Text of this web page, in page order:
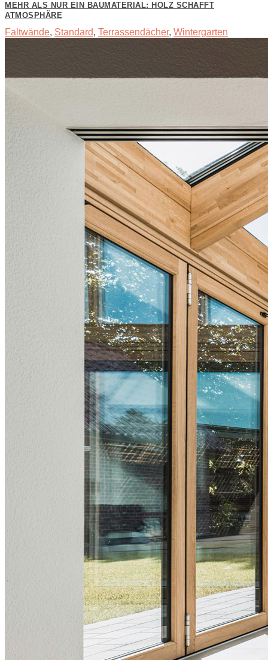
MEHR ALS NUR EIN BAUMATERIAL: HOLZ SCHAFFT
ATMOSPHÄRE
Faltwände, Standard, Terrassendächer, Wintergarten